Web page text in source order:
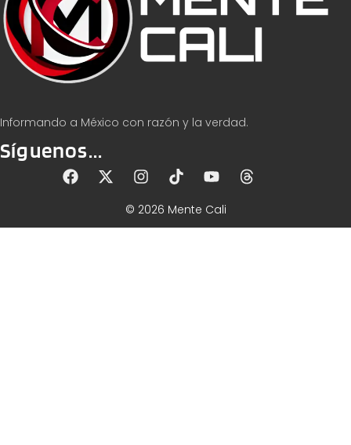
Informando a México con razón y la verdad.
Síguenos...
© 2026 Mente Cali